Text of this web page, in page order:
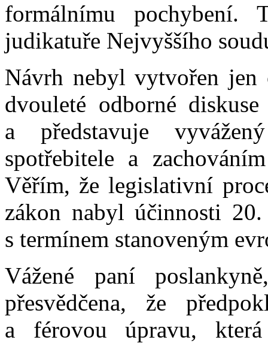
formálnímu pochybení.
judikatuře Nejvyššího
Návrh nebyl vytvořen jen
dvouleté odborné
a představuje
spotřebitele a
Věřím, že legislativní
zákon nabyl účinnosti
s termínem stanoveným
Vážené paní
přesvědčena, že
a férovou úpravu,